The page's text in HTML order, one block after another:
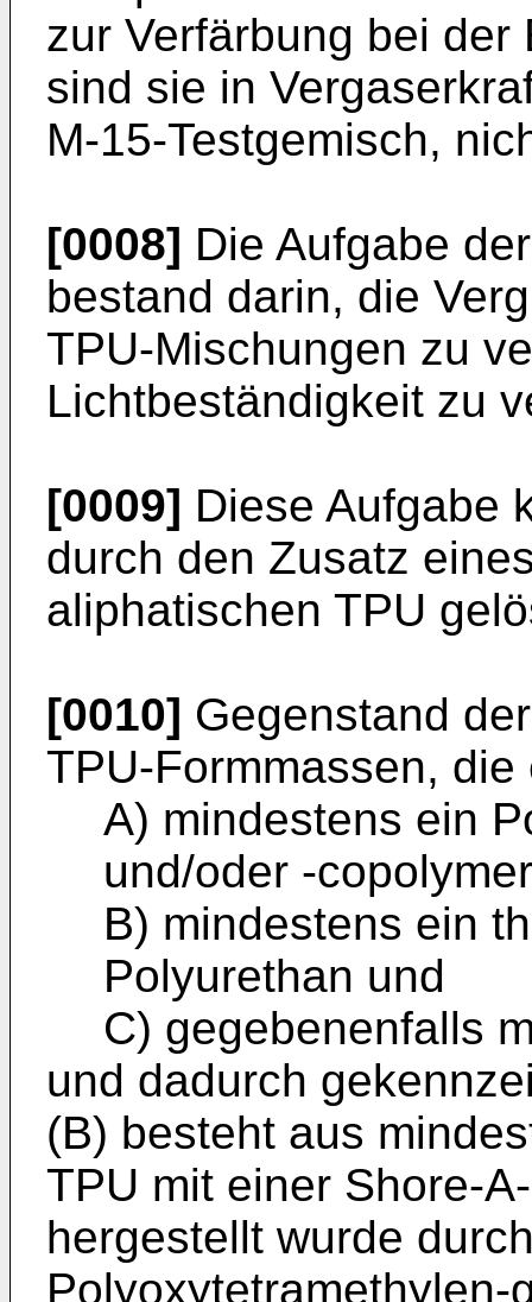
zur Verfärbung bei
sind sie in
M-15-Testgemisch,
[0008] Die Aufgabe
bestand darin, die
TPU-Mischungen zu
Lichtbeständigkeit zu
[0009] Diese Aufgabe
durch den Zusatz
aliphatischen TPU
[0010] Gegenstand
TPU-Formmassen, die
A) mindestens ein
und/oder -
B) mindestens ein
Polyurethan und
C) gegebenenfalls
und dadurch
(B) besteht aus
TPU mit einer Shore-
herge­stellt wurde
Polyoxytetramethylen-